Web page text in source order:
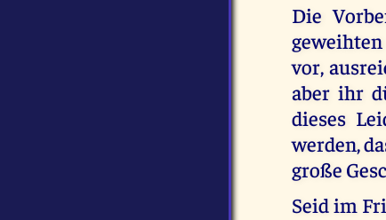
Die
vor,
aber ihr
dieses
werden,
große
Seid im